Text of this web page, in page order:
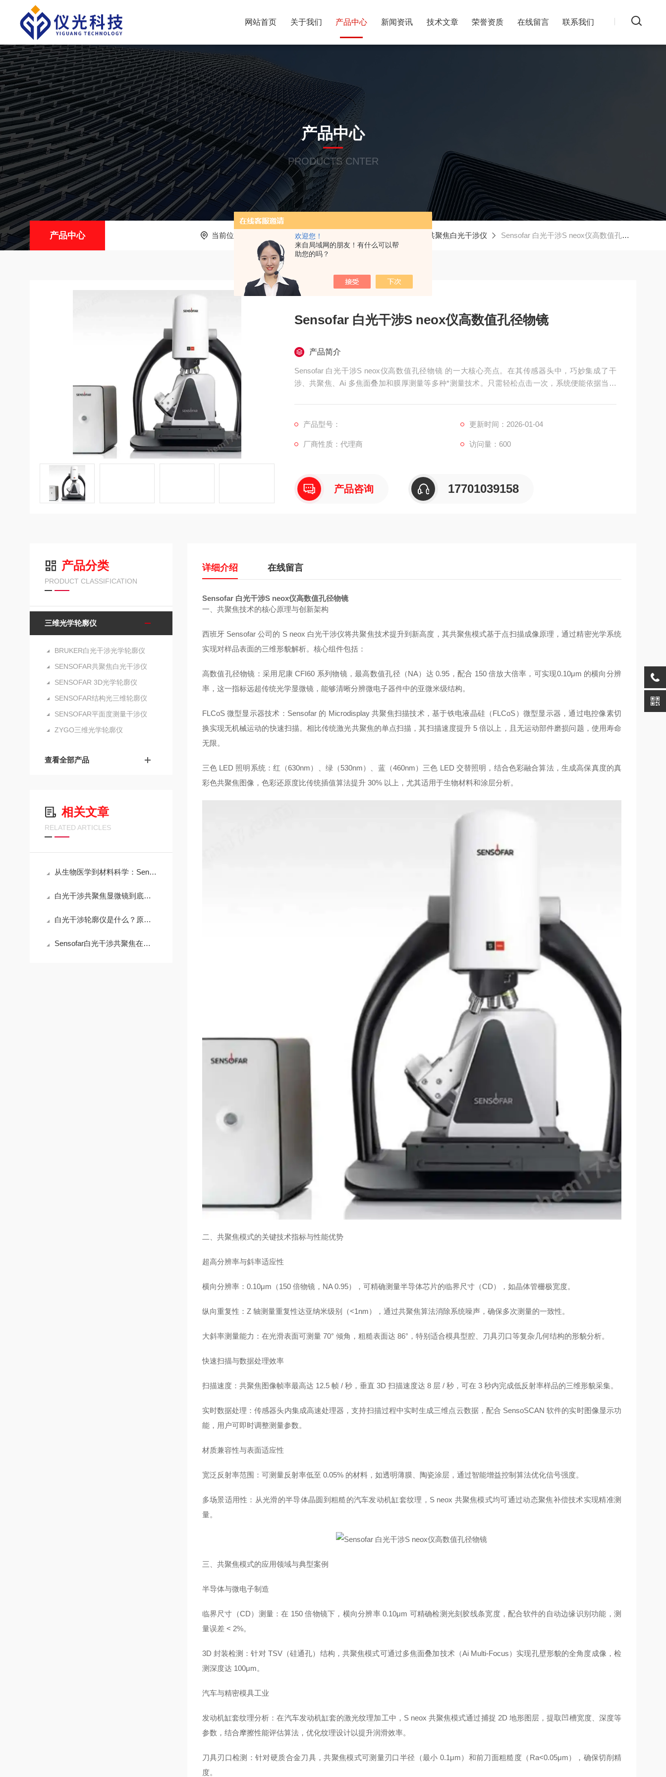
欢迎您！
来自局域网的朋友！有什么可以帮
助您的吗？
网站首页 关于我们 产品中心 新闻资讯 技术文章 荣誉资质 在线留言 联系我们
产品中心
PRODUCTS CNTER
产品中心 当前位置： 产品中心 SENSOFAR共聚焦白光干涉仪 Sensofar 白光干涉S neox仪高数值孔径物镜
Sensofar 白光干涉S neox仪高数值孔径物镜
产品简介
Sensofar 白光干涉S neox仪高数值孔径物镜 的一大核心亮点。在其传感器头中，巧妙集成了干
涉、共聚焦、Ai 多焦面叠加和膜厚测量等多种*测量技术。只需轻松点击一次，系统便能依据当前
产品型号： 更新时间：2026-01-04
厂商性质：代理商 访问量：600
产品咨询 17701039158
产品分类
PRODUCT CLASSIFICATION
三维光学轮廓仪
BRUKER白光干涉光学轮廓仪
SENSOFAR共聚焦白光干涉仪
SENSOFAR 3D光学轮廓仪
SENSOFAR结构光三维轮廓仪
SENSOFAR平面度测量干涉仪
ZYGO三维光学轮廓仪
查看全部产品
相关文章
RELATED ARTICLES
从生物医学到材料科学：Sensofar三维共聚焦白光干涉仪的跨领域应用传奇
白光干涉共聚焦显微镜到底贵在哪？拆开看完你就懂了
白光干涉轮廓仪是什么？原理、用途与选购指南
Sensofar白光干涉共聚焦在半导体晶圆表面粗糙度检测中的应用与行业标准对标
详细介绍 在线留言
Sensofar 白光干涉S neox仪高数值孔径物镜
一、共聚焦技术的核心原理与创新架构
西班牙 Sensofar 公司的 S neox 白光干涉仪将共聚焦技术提升到新高度，其共聚焦模式基于点扫描成像原理，通过精密光学系统
实现对样品表面的三维形貌解析。核心组件包括：
高数值孔径物镜：采用尼康 CFI60 系列物镜，最高数值孔径（NA）达 0.95，配合 150 倍放大倍率，可实现0.10μm 的横向分辨
率，这一指标远超传统光学显微镜，能够清晰分辨微电子器件中的亚微米级结构。
FLCoS 微型显示器技术：Sensofar 的 Microdisplay 共聚焦扫描技术，基于铁电液晶硅（FLCoS）微型显示器，通过电控像素切
换实现无机械运动的快速扫描。相比传统激光共聚焦的单点扫描，其扫描速度提升 5 倍以上，且无运动部件磨损问题，使用寿命
无限。
三色 LED 照明系统：红（630nm）、绿（530nm）、蓝（460nm）三色 LED 交替照明，结合色彩融合算法，生成高保真度的真
彩色共聚焦图像，色彩还原度比传统插值算法提升 30% 以上，尤其适用于生物材料和涂层分析。
二、共聚焦模式的关键技术指标与性能优势
超高分辨率与斜率适应性
横向分辨率：0.10μm（150 倍物镜，NA 0.95），可精确测量半导体芯片的临界尺寸（CD），如晶体管栅极宽度。
纵向重复性：Z 轴测量重复性达亚纳米级别（<1nm），通过共聚焦算法消除系统噪声，确保多次测量的一致性。
大斜率测量能力：在光滑表面可测量 70° 倾角，粗糙表面达 86°，特别适合模具型腔、刀具刃口等复杂几何结构的形貌分析。
快速扫描与数据处理效率
扫描速度：共聚焦图像帧率最高达 12.5 帧 / 秒，垂直 3D 扫描速度达 8 层 / 秒，可在 3 秒内完成低反射率样品的三维形貌采集。
实时数据处理：传感器头内集成高速处理器，支持扫描过程中实时生成三维点云数据，配合 SensoSCAN 软件的实时图像显示功
能，用户可即时调整测量参数。
材质兼容性与表面适应性
宽泛反射率范围：可测量反射率低至 0.05% 的材料，如透明薄膜、陶瓷涂层，通过智能增益控制算法优化信号强度。
多场景适用性：从光滑的半导体晶圆到粗糙的汽车发动机缸套纹理，S neox 共聚焦模式均可通过动态聚焦补偿技术实现精准测
量。
三、共聚焦模式的应用领域与典型案例
半导体与微电子制造
临界尺寸（CD）测量：在 150 倍物镜下，横向分辨率 0.10μm 可精确检测光刻胶线条宽度，配合软件的自动边缘识别功能，测
量误差 < 2%。
3D 封装检测：针对 TSV（硅通孔）结构，共聚焦模式可通过多焦面叠加技术（Ai Multi-Focus）实现孔壁形貌的全角度成像，检
测深度达 100μm。
汽车与精密模具工业
发动机缸套纹理分析：在汽车发动机缸套的激光纹理加工中，S neox 共聚焦模式通过捕捉 2D 地形图层，提取凹槽宽度、深度等
参数，结合摩擦性能评估算法，优化纹理设计以提升润滑效率。
刀具刃口检测：针对硬质合金刀具，共聚焦模式可测量刃口半径（最小 0.1μm）和前刀面粗糙度（Ra<0.05μm），确保切削精
度。